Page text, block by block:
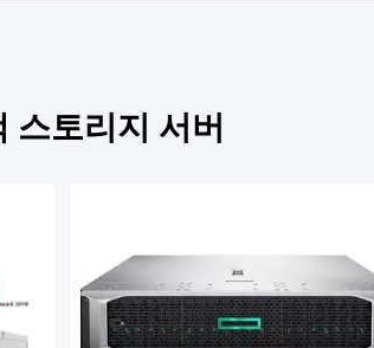
스토리지 서버